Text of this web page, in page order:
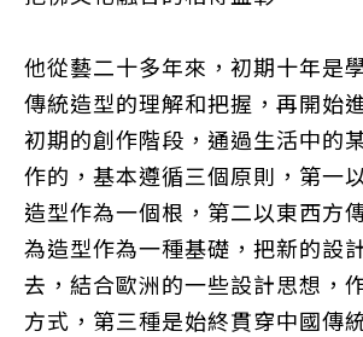
他從藝二十多年來，初期十年是
傳統造型的理解和把握，再開始
初期的創作階段，通過生活中的
作的，基本遵循三個原則，第一
造型作為一個根，第二以東西方
為造型作為一種基礎，把新的設
去，結合歐洲的一些設計思想，
方式，第三種是始終貫穿中國傳